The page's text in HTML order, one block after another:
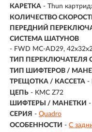
КАРЕТКА - Thun
КОЛИЧЕСТВО
ПЕРЕДНИЙ
СИСТЕМА ШАТУНОВ
- FWD MC-AD29,
ТИП ПЕРЕКЛЮЧАТЕЛЯ
ТИП ШИФТЕРОВ /
ТРЕЩОТКА / КАССЕТА -
ЦЕПЬ - KMC Z72
ШИФТЕРЫ / МАНЕТКИ
СЕРИЯ - Quadro
ОСОБЕННОСТИ - С